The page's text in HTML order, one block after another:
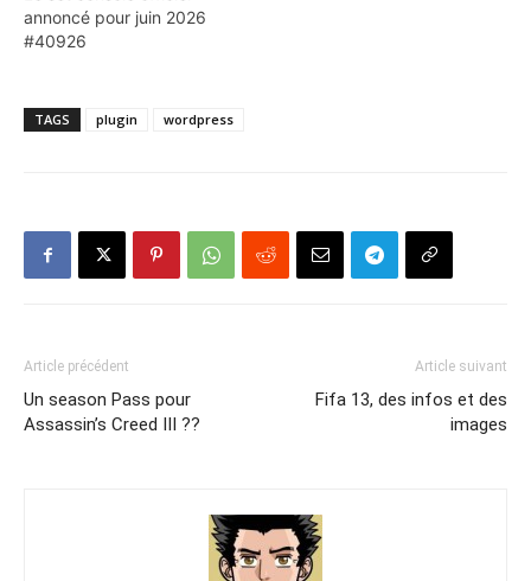
annoncé pour juin 2026
#40926
TAGS plugin wordpress
Article précédent
Un season Pass pour
Assassin’s Creed III ??
Article suivant
Fifa 13, des infos et des
images